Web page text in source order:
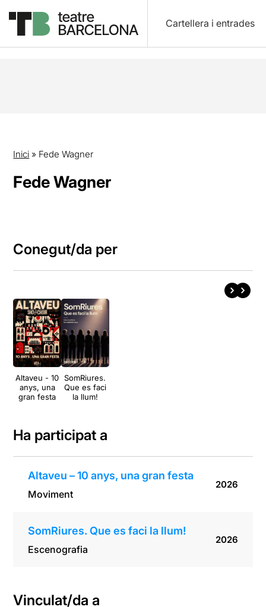
Cartellera i entrades
Inici » Fede Wagner
Fede Wagner
Conegut/da per
Altaveu - 10
anys, una
gran festa
SomRiures.
Que es faci
la llum!
Ha participat a
Altaveu – 10 anys, una gran festa
Moviment
2026
SomRiures. Que es faci la llum!
Escenografia
2026
Vinculat/da a